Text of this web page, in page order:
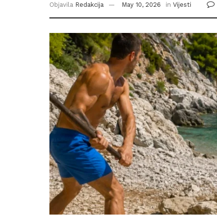
Objavila Redakcija May 10, 2026 in Vijesti